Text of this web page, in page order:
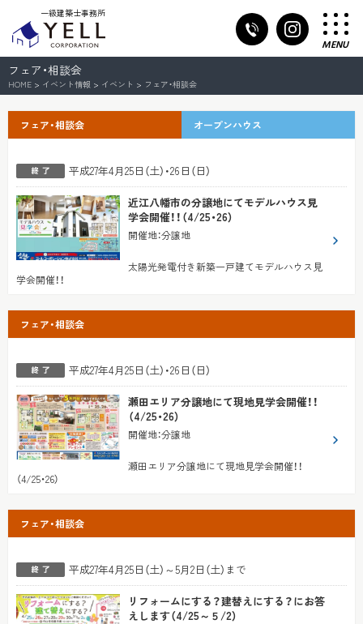
一級建築士事務所
MENU
フェア・相談会
HOME > イベント情報 > イベント > フェア・相談会
フェア・相談会 オープンハウス
平成27年4月25日（土）・26日（日）
近江八幡市の分譲地にてモデルハウス見
学会開催！！（4/25・26）
開催地：分譲地
太陽光発電付き新築一戸建てモデルハウス見
学会開催！！
フェア・相談会
平成27年4月25日（土）・26日（日）
瀬田エリア分譲地にて現地見学会開催！！
（4/25・26）
開催地：分譲地
瀬田エリア分譲地にて現地見学会開催！！
（4/25・26）
フェア・相談会
平成27年4月25日（土）～5月2日（土）まで
リフォームにする？建替えにする？にお答
えします（4/25～５/2）